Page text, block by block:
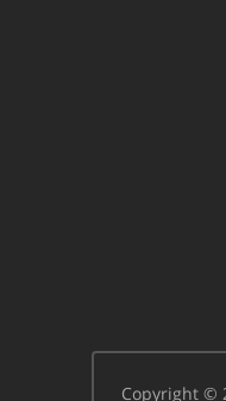
Copyright ©